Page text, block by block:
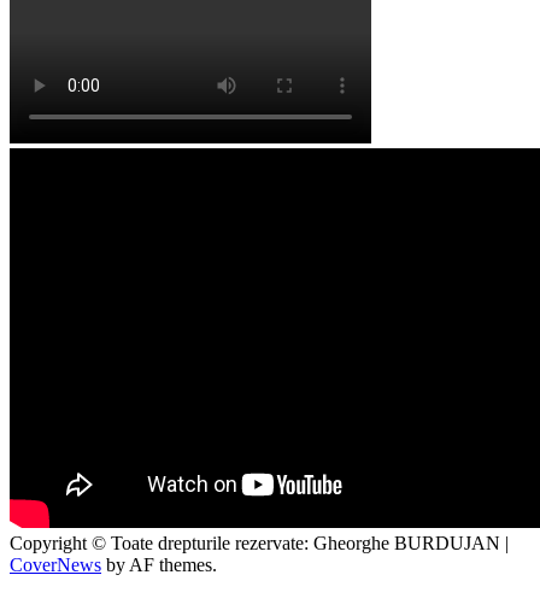
Copyright © Toate drepturile rezervate: Gheorghe BURDUJAN |
CoverNews by AF themes.